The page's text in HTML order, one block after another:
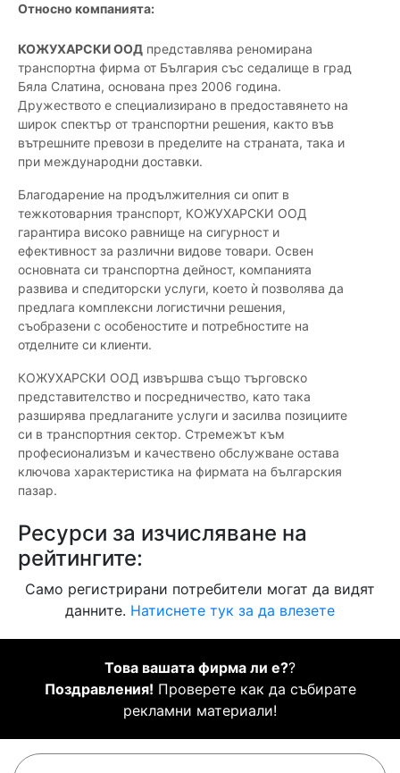
Относно компанията:
КОЖУХАРСКИ ООД представлява реномирана
транспортна фирма от България със седалище в град
Бяла Слатина, основана през 2006 година.
Дружеството е специализирано в предоставянето на
широк спектър от транспортни решения, както във
вътрешните превози в пределите на страната, така и
при международни доставки.
Благодарение на продължителния си опит в
тежкотоварния транспорт, КОЖУХАРСКИ ООД
гарантира високо равнище на сигурност и
ефективност за различни видове товари. Освен
основната си транспортна дейност, компанията
развива и спедиторски услуги, което ѝ позволява да
предлага комплексни логистични решения,
съобразени с особеностите и потребностите на
отделните си клиенти.
КОЖУХАРСКИ ООД извършва също търговско
представителство и посредничество, като така
разширява предлаганите услуги и засилва позициите
си в транспортния сектор. Стремежът към
професионализъм и качествено обслужване остава
ключова характеристика на фирмата на българския
пазар.
Ресурси за изчисляване на
рейтингите:
Само регистрирани потребители могат да видят
данните. Натиснете тук за да влезете
Това вашата фирма ли е??
Поздравления! Проверете как да събирате
рекламни материали!